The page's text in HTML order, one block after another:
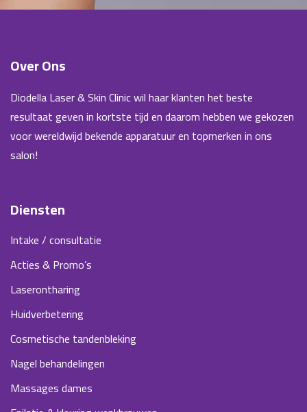
Over Ons
Diodella Laser & Skin Clinic wil haar klanten het beste
resultaat geven in kortste tijd en daarom hebben we gekozen
voor wereldwijd bekende apparatuur en topmerken in ons
salon!
Diensten
Intake / consultatie
Acties & Promo’s
Laserontharing
Huidverbetering
Cosmetische tandenbleking
Nagel behandelingen
Massages dames